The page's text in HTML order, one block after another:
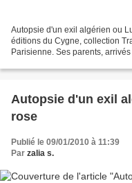
Autopsie d'un exil algérien ou
éditions du Cygne, collection
Parisienne. Ses parents,
Autopsie d'un exil
rose
Publié le 09/01/2010 à 11:39
Par zalia s.